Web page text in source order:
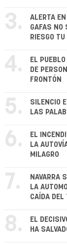
3.
ALERTA
GAFAS NO
RIESGO
4.
EL
DE
FRONTÓN
5.
SILENCIO
LAS
6.
EL
LA
MILAGRO
7.
NAVARRA
LA
CAÍDA
8.
EL
HA